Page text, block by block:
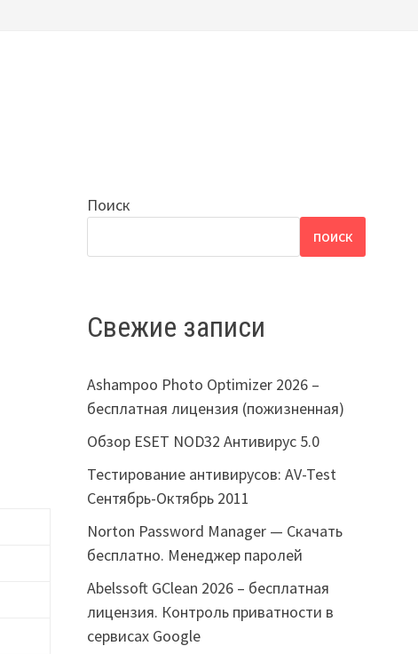
Поиск
ПОИСК
Свежие записи
Ashampoo Photo Optimizer 2026 –
бесплатная лицензия (пожизненная)
Обзор ESET NOD32 Антивирус 5.0
Тестирование антивирусов: AV-Test
Сентябрь-Октябрь 2011
Norton Password Manager — Скачать
бесплатно. Менеджер паролей
Abelssoft GClean 2026 – бесплатная
лицензия. Контроль приватности в
сервисах Google